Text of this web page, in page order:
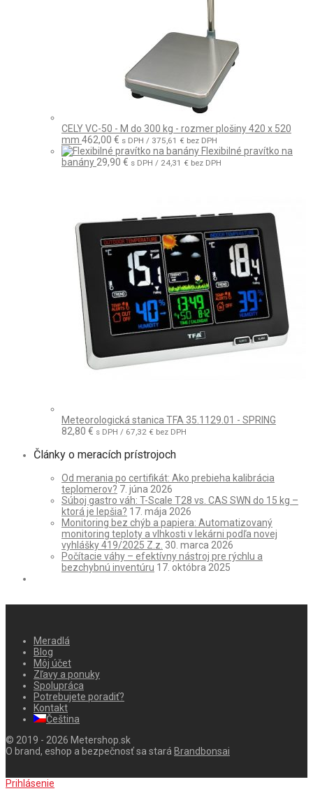
CELY VC-50 - M do 300 kg - rozmer plošiny 420 x 520
mm 462,00 € s DPH / 375,61 € bez DPH
Flexibilné pravítko na
banány29,90 € s DPH / 24,31 € bez DPH
Meteorologická stanica TFA 35.1129.01 - SPRING
82,80 € s DPH / 67,32 € bez DPH
Články o meracích prístrojoch
Od merania po certifikát: Ako prebieha kalibrácia
teplomerov? 7. júna 2026
Súboj gastro váh: T-Scale T28 vs. CAS SWN do 15 kg –
ktorá je lepšia? 17. mája 2026
Monitoring bez chýb a papiera: Automatizovaný
monitoring teploty a vlhkosti v lekárni podľa novej
vyhlášky 419/2025 Z.z. 30. marca 2026
Počítacie váhy – efektívny nástroj pre rýchlu a
bezchybnú inventúru 17. októbra 2025
Meradlá
Blog
Môj účet
Zľavy a ponuky
Spolupráca
Potrebujete poradiť?
Kontakt
Čeština
© 2019 - 2026 Metershop.sk
O brand, eshop a bezpečnosť sa stará Brandbonsai
Prihlásenie